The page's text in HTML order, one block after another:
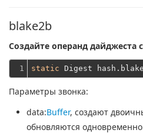
blake2b
Создайте операнд дайджеста
1 static
Параметры звонка:
data:Buffer, создают
обновляются